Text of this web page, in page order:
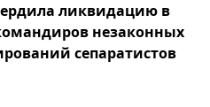
ликвидацию в
незаконных
сепаратистов